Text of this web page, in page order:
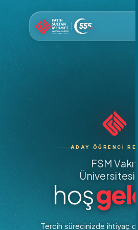
ADAY ÖĞRENCI
FSM Vakıf
hoş
Tercih sürecinizde ihtiyaç